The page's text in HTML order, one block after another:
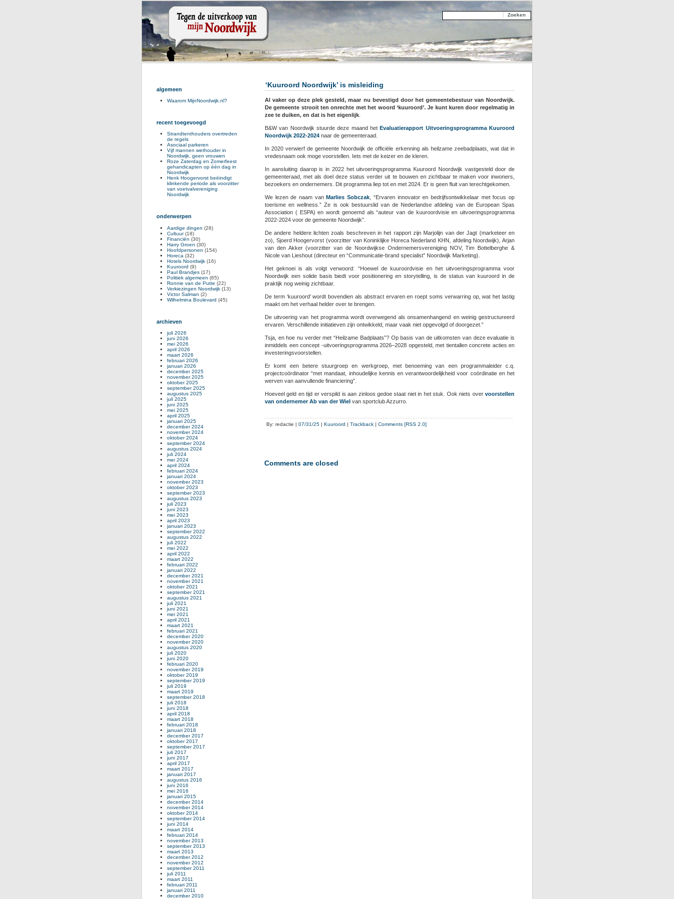
‘Kuuroord Noordwijk’ is misleiding
Al vaker op deze plek gesteld, maar nu bevestigd door het gemeentebestuur van Noordwijk.
De gemeente strooit ten onrechte met het woord ‘kuuroord’. Je kunt kuren door regelmatig in
zee te duiken, en dat is het eigenlijk
B&W van Noordwijk stuurde deze maand het Evaluatierapport Uitvoeringsprogramma Kuuroord
Noordwijk 2022-2024 naar de gemeenteraad.
In 2020 verwierf de gemeente Noordwijk de officiële erkenning als heilzame zeebadplaats, wat dat in
vredesnaam ook moge voorstellen. Iets met de keizer en de kleren.
In aansluiting daarop is in 2022 het uitvoeringsprogramma Kuuroord Noordwijk vastgesteld door de
gemeenteraad, met als doel deze status verder uit te bouwen en zichtbaar te maken voor inwoners,
bezoekers en ondernemers. Dit programma liep tot en met 2024. Er is geen fluit van terechtgekomen.
We lezen de naam van Marlies Sobczak , “Ervaren innovator en bedrijfsontwikkelaar met focus op
toerisme en wellness.” Ze is ook bestuurslid van de Nederlandse afdeling van de European Spas
Association ( ESPA) en wordt genoemd als “auteur van de kuuroordvisie en uitvoeringsprogramma
2022-2024 voor de gemeente Noordwijk”.
De andere heldere lichten zoals beschreven in het rapport zijn Marjolijn van der Jagt (marketeer en
zo), Sjoerd Hoogervorst (voorzitter van Koninklijke Horeca Nederland KHN, afdeling Noordwijk), Arjan
van den Akker (voorzitter van de Noordwijkse Ondernemersvereniging NOV, Tim Bottelberghe &
Nicole van Lieshout (directeur en “Communicatie-brand specialist” Noordwijk Marketing).
Het geknoei is als volgt verwoord: “Hoewel de kuuroordvisie en het uitvoeringsprogramma voor
Noordwijk een solide basis biedt voor positionering en storytelling, is de status van kuuroord in de
praktijk nog weinig zichtbaar.
De term ‘kuuroord’ wordt bovendien als abstract ervaren en roept soms verwarring op, wat het lastig
maakt om het verhaal helder over te brengen.
De uitvoering van het programma wordt overwegend als onsamenhangend en weinig gestructureerd
ervaren. Verschillende initiatieven zijn ontwikkeld, maar vaak niet opgevolgd of doorgezet.”
Tsja, en hoe nu verder met “Heilzame Badplaats”? Op basis van de uitkomsten van deze evaluatie is
inmiddels een concept -uitvoeringsprogramma 2026–2028 opgesteld, met tientallen concrete acties en
investeringsvoorstellen.
Er komt een betere stuurgroep en werkgroep, met benoeming van een programmaleider c.q.
projectcoördinator “met mandaat, inhoudelijke kennis en verantwoordelijkheid voor coördinatie en het
werven van aanvullende financiering”.
Hoeveel geld en tijd er verspild is aan zinloos gedoe staat niet in het stuk. Ook niets over voorstellen
van ondernemer Ab van der Wiel van sportclub Azzurro.
By: redactie | 07/31/25 | Kuuroord | Trackback | Comments [RSS 2.0]
Comments are closed
algemeen
Waarom MijnNoordwijk.nl?
recent toegevoegd
Strandtenthouders overtreden
de regels
Asociaal parkeren
Vijf mannen wethouder in
Noordwijk, geen vrouwen
Roze Zaterdag en Zomerfeest
gehandicapten op één dag in
Noordwijk
Henk Hoogervorst beëindigt
klinkende periode als voorzitter
van voetvalvereniging
Noordwijk
onderwerpen
Aardige dingen (28)
Cultuur(18)
Financiën (30)
Harry Groen (30)
Hoofdpersonen (154)
Horeca (32)
Hotels Noordwijk (16)
Kuuroord (9)
Paul Brandjes (17)
Politiek algemeen (65)
Ronnie van de Putte (22)
Verkiezingen Noordwijk (13)
Victor Salman (2)
Wilhelmina Boulevard (45)
archieven
juli 2026
juni 2026
mei 2026
april 2026
maart 2026
februari 2026
januari 2026
december 2025
november 2025
oktober 2025
september 2025
augustus 2025
juli 2025
juni 2025
mei 2025
april 2025
januari 2025
december 2024
november 2024
oktober 2024
september 2024
augustus 2024
juli 2024
mei 2024
april 2024
februari 2024
januari 2024
november 2023
oktober 2023
september 2023
augustus 2023
juli 2023
juni 2023
mei 2023
april 2023
januari 2023
september 2022
augustus 2022
juli 2022
mei 2022
april 2022
maart 2022
februari 2022
januari 2022
december 2021
november 2021
oktober 2021
september 2021
augustus 2021
juli 2021
juni 2021
mei 2021
april 2021
maart 2021
februari 2021
december 2020
november 2020
augustus 2020
juli 2020
juni 2020
februari 2020
november 2019
oktober 2019
september 2019
juli 2019
maart 2019
september 2018
juli 2018
juni 2018
april 2018
maart 2018
februari 2018
januari 2018
december 2017
oktober 2017
september 2017
juli 2017
juni 2017
april 2017
maart 2017
januari 2017
augustus 2016
juni 2016
mei 2016
januari 2015
december 2014
november 2014
oktober 2014
september 2014
juni 2014
maart 2014
februari 2014
november 2013
september 2013
maart 2013
december 2012
november 2012
september 2011
juli 2011
maart 2011
februari 2011
januari 2011
december 2010